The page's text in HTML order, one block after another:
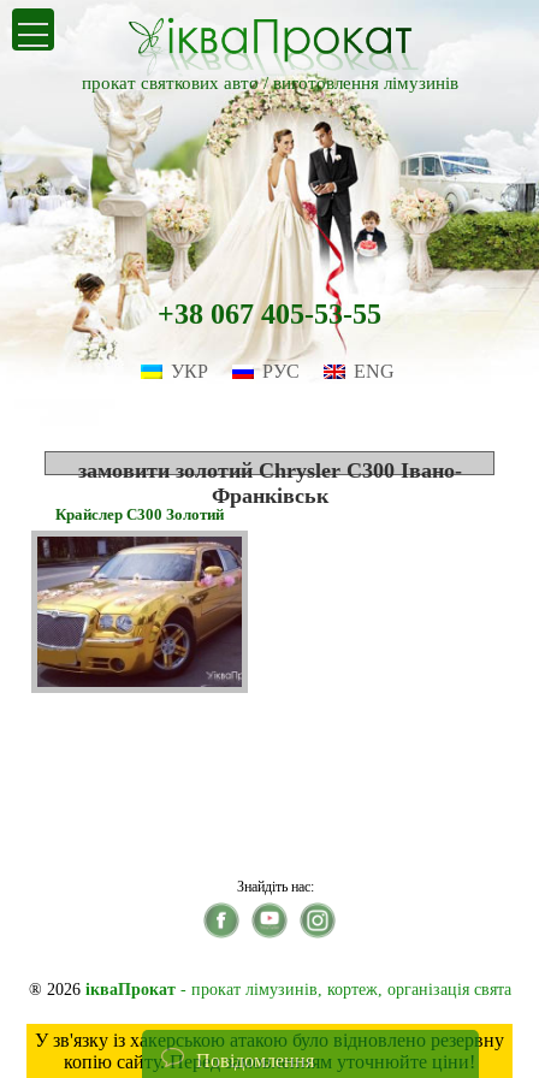
прокат святкових авто /виготовлення лімузинів
+38 067 405-53-55
УКР РУС ENG
замовити золотий Chrysler С300 Івано-
Франківськ
Крайслер С300 Золотий
Знайдіть нас:
® 2026 ікваПрокат- прокат лімузинів, кортеж, організація свята
У зв'язку із хакерською атакою було відновлено резервну
копію сайту. Перед замовленням уточнюйте ціни!
Повідомлення